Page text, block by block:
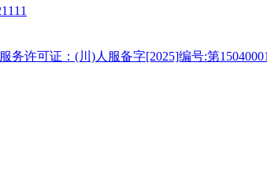
务许可证：(川)人服备字[2025]编号:第